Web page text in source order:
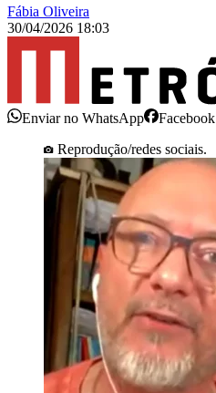
Fábia Oliveira
30/04/2026 18:03
Enviar no WhatsApp Facebook
Reprodução/redes sociais.